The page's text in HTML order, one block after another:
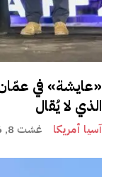
«عايشة» في
الذي لا يُقال
آسيا أمريكا غشت 8, 2026